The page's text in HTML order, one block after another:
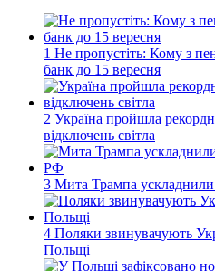
1 Не пропустіть: Кому з
банк до 15 вересня
2 Україна пройшла
відключень світла
3 Мита Трампа
4 Поляки звинувачують
Польщі